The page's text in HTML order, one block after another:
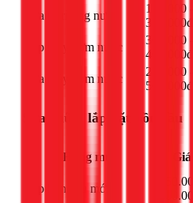
Sửa rò rỉ ống nước
150.000 -
350.000đ
Lắp máy bơm nước
300.000 -
400.000đ
Sửa máy bơm nước
250.000 -
500.000đ
Sửa chữa, lắp đặt bồn cầu
Hạng mục
Lắp bồn cầu mới